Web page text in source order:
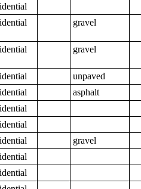
gravel
gravel
unpaved
asphalt
gravel